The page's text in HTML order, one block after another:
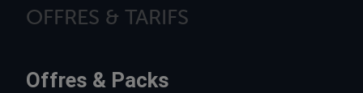
OFFRES & TARIFS
Offres & Packs